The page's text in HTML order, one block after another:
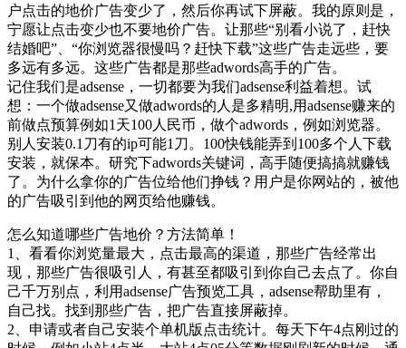
户点击的地价广告变少了，然后你再试下屏蔽。我的原则是，
宁愿让点击变少也不要地价广告。让那些“别看小说了，赶快
结婚吧”、“你浏览器很慢吗？赶快下载”这些广告走远些，要
多远有多远。这些广告都是那些adwords高手的广告。
记住我们是adsense，一切都要为我们adsense利益着想。试
想：一个做adsense又做adwords的人是多精明,用adsense赚来的
前做点预算例如1天100人民币，做个adwords，例如浏览器。
别人安装0.1刀有的ip可能1刀。100快钱能弄到100多个人下载
安装，就保本。研究下adwords关键词，高手随便搞搞就赚钱
了。为什么拿你的广告位给他们挣钱？用户是你网站的，被他
的广告吸引到他的网页给他赚钱。
怎么知道哪些广告地价？方法简单！
1、看看你浏览量最大，点击最高的渠道，那些广告经常出
现，那些广告很吸引人，有甚至都吸引到你自己去点了。你自
己千万别点，利用adsense广告预览工具，adsense帮助里有，
自己找。找到那些广告，把广告直接屏蔽掉。
2、申请或者自己安装个单机版点击统计。每天下午4点刚过的